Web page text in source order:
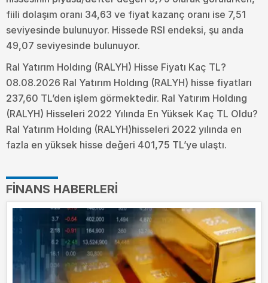
fiili dolaşım oranı 34,63 ve fiyat kazanç oranı ise 7,51
seviyesinde bulunuyor. Hissede RSI endeksi, şu anda
49,07 seviyesinde bulunuyor.
Ral Yatırım Holdıng (RALYH) Hisse Fiyatı Kaç TL?
08.08.2026 Ral Yatırım Holdıng (RALYH) hisse fiyatları
237,60 TL’den işlem görmektedir. Ral Yatırım Holdıng
(RALYH) Hisseleri 2022 Yılında En Yüksek Kaç TL Oldu?
Ral Yatırım Holdıng (RALYH)hisseleri 2022 yılında en
fazla en yüksek hisse değeri 401,75 TL’ye ulaştı.
FINANS HABERLERI